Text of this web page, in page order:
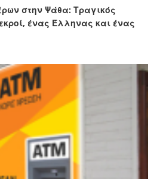
στην Ψάθα: Τραγικός
ένας Έλληνας και ένας